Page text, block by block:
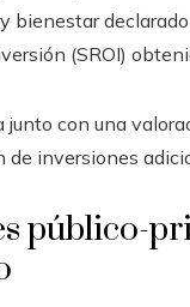
bienestar
(SROI)
junto con una
inversiones
público-